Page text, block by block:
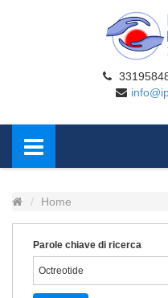
Home
Parole chiave di ricerca